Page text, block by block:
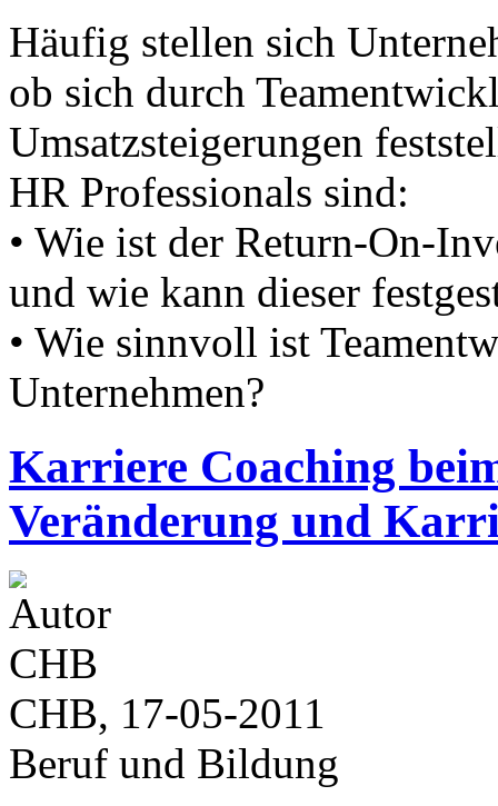
Häufig stellen sich
ob sich durch
Umsatzsteigerungen
HR Professionals sind:
• Wie ist der Return-On-
und wie kann dieser
• Wie sinnvoll ist
Unternehmen?
Karriere Coaching
Veränderung und
CHB, 17-05-2011
Beruf und Bildung